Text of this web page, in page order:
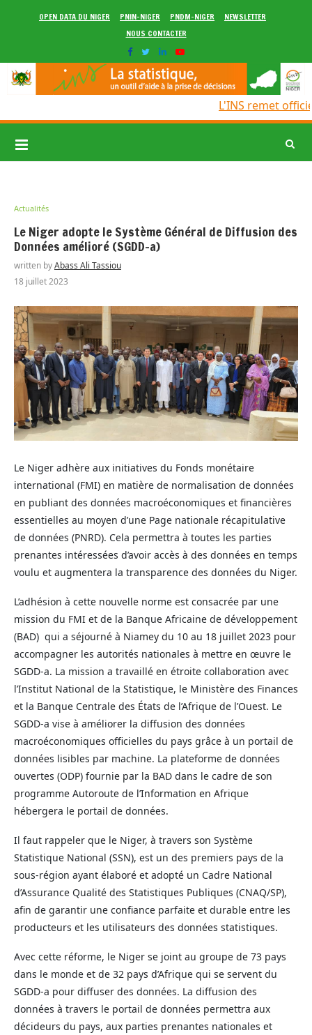
OPEN DATA DU NIGER PNIN-NIGER PNDM-NIGER
NEWSLETTER
NOUS CONTACTER
L'INS remet
Actualités
Le Niger adopte le Système Général de Diffusion des
Données amélioré (SGDD-a)
written byAbass Ali Tassiou
18 juillet 2023
Le Niger adhère aux initiatives du Fonds monétaire
international (FMI) en matière de normalisation de données
en publiant des données macroéconomiques et financières
essentielles au moyen d’une Page nationale récapitulative
de données (PNRD). Cela permettra à toutes les parties
prenantes intéressées d’avoir accès à des données en temps
voulu et augmentera la transparence des données du Niger.
L’adhésion à cette nouvelle norme est consacrée par une
mission du FMI et de la Banque Africaine de développement
(BAD) qui a séjourné à Niamey du 10 au 18 juillet 2023 pour
accompagner les autorités nationales à mettre en œuvre le
SGDD-a. La mission a travaillé en étroite collaboration avec
l’Institut National de la Statistique, le Ministère des Finances
et la Banque Centrale des États de l’Afrique de l’Ouest. Le
SGDD-a vise à améliorer la diffusion des données
macroéconomiques officielles du pays grâce à un portail de
données lisibles par machine. La plateforme de données
ouvertes (ODP) fournie par la BAD dans le cadre de son
programme Autoroute de l’Information en Afrique
hébergera le portail de données.
Il faut rappeler que le Niger, à travers son Système
Statistique National (SSN), est un des premiers pays de la
sous-région ayant élaboré et adopté un Cadre National
d’Assurance Qualité des Statistiques Publiques (CNAQ/SP),
afin de garantir une confiance parfaite et durable entre les
producteurs et les utilisateurs des données statistiques.
Avec cette réforme, le Niger se joint au groupe de 73 pays
dans le monde et de 32 pays d’Afrique qui se servent du
SGDD-a pour diffuser des données. La diffusion des
données à travers le portail de données permettra aux
décideurs du pays, aux parties prenantes nationales et